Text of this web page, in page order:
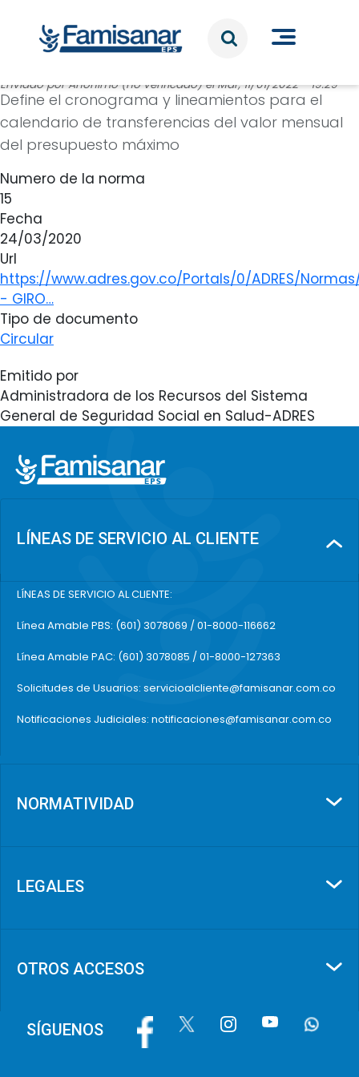
Enviado porAnónimo (no verificado)elMar, 11/01/2022 - 19:29
Define el cronograma y lineamientos para el
calendario de transferencias del valor mensual
del presupuesto máximo
Numero de la norma
15
Fecha
24/03/2020
Url
https://www.adres.gov.co/Portals/0/ADRES/
- GIRO…
Tipo de documento
Circular
Emitido por
Administradora de los Recursos del Sistema
General de Seguridad Social en Salud-ADRES
LÍNEAS DE SERVICIO AL CLIENTE
LÍNEAS DE SERVICIO AL CLIENTE:
Línea Amable PBS: (601) 3078069 / 01-8000-116662
Línea Amable PAC: (601) 3078085 / 01-8000-127363
Solicitudes de Usuarios: servicioalcliente@famisanar.com.co
Notificaciones Judiciales: notificaciones@famisanar.com.co
NORMATIVIDAD
LEGALES
OTROS ACCESOS
SÍGUENOS Image Image Image Image Image